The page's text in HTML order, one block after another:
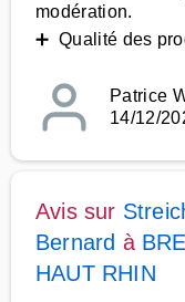
modération.
➕ Qualité des
Patrice
14/12/
Avis sur
Bernard à
HAUT RHIN